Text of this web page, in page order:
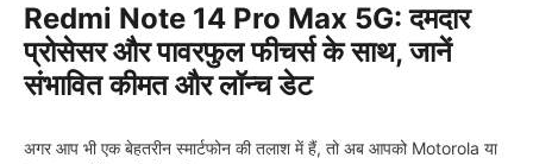
Redmi Note 14 Pro Max 5G: दमदार
प्रोसेसर और पावरफुल फीचर्स के साथ, जानें
संभावित कीमत और लॉन्च डेट
अगर आप भी एक बेहतरीन स्मार्टफोन की तलाश में हैं, तो अब आपको Motorola या